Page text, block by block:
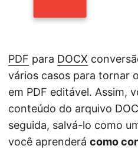
PDF para DOCX
vários casos para tornar
em PDF editável. Assim,
conteúdo do arquivo
seguida, salvá-lo como
você aprenderá como